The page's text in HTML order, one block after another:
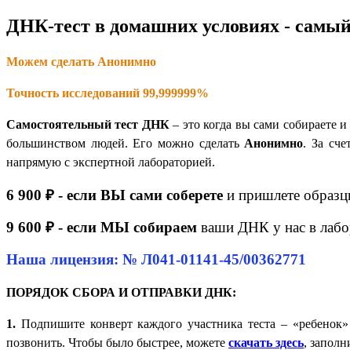
ДНК-тест в домашних условиях -
Можем сделать Анонимно
Точность исследований 99,999999%
Самостоятельный тест ДНК– это когда вы сами собираете
большинством людей. Его можно сделать Анонимно. За
напрямую с экспертной лабораторией.
6 900 ₽ - если ВЫ сами соберете и пришлете
9 600 ₽ - если МЫ собираем ваши ДНК у нас в
Наша лицензия: № Л041-01141-45/00362771
ПОРЯДОК СБОРА И ОТПРАВКИ ДНК:
1. Подпишите конверт каждого участника теста –
позвонить. Чтобы было быстрее, можете скачать здесь,